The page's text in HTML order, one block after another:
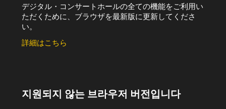
デジタル・コンサートホールの全ての機能をご利用い
ただくために、ブラウザを最新版に更新してくださ
い。
詳細はこちら
지원되지 않는 브라우저 버전입니다